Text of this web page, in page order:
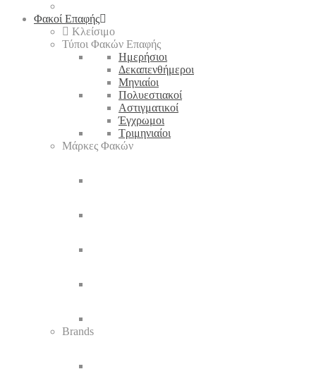
Φακοί Επαφής
Κλείσιμο
Τύποι Φακών Επαφής
Ημερήσιοι
Δεκαπενθήμεροι
Μηνιαίοι
Πολυεστιακοί
Αστιγματικοί
Έγχρωμοι
Τριμηνιαίοι
Μάρκες Φακών
Brands